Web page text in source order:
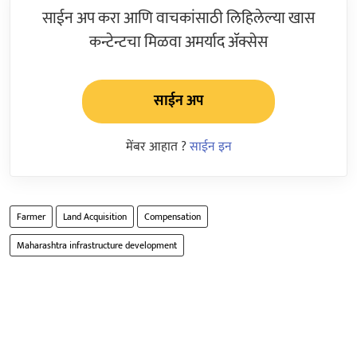
साईन अप करा आणि वाचकांसाठी लिहिलेल्या खास
कन्टेन्टचा मिळवा अमर्याद ॲक्सेस
साईन अप
मेंबर आहात ?साईन इन
Farmer Land Acquisition
Compensation
Maharashtra infrastructure development